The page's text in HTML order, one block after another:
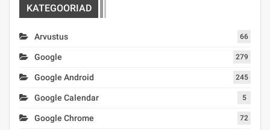
KATEGOORIAD
Arvustus 66
Google 279
Google Android 245
Google Calendar 5
Google Chrome 72